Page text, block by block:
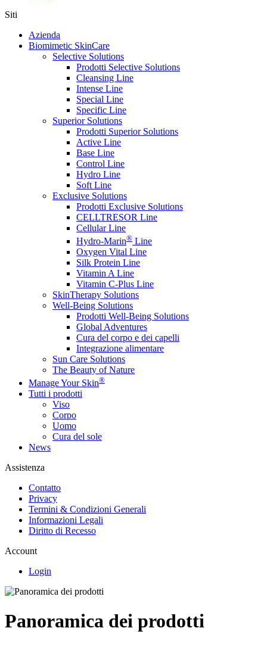
Siti
Azienda
Biomimetic SkinCare
Selective Solutions
Prodotti Selective Solutions
Cleansing Line
Intense Line
Special Line
Specific Line
Superior Solutions
Prodotti Superior Solutions
Active Line
Base Line
Control Line
Hydro Line
Soft Line
Exclusive Solutions
Prodotti Exclusive Solutions
CELLTRESOR Line
Cellular Line
Hydro-Marin® Line
Oxygen Vital Line
Silk Protein Line
Vitamin A Line
Vitamin C-Plus Line
SkinTherapy Solutions
Well-Being Solutions
Prodotti Well-Being Solutions
Global Adventures
Cura del corpo e dei capelli
Integrazione alimentare
Sun Care Solutions
The Beauty of Nature
Manage Your Skin®
Tutti i prodotti
Viso
Corpo
Uomo
Cura del sole
News
Assistenza
Contatto
Privacy
Termini & Condizioni Generali
Informazioni Legali
Diritto di Recesso
Account
Login
Panoramica dei prodotti